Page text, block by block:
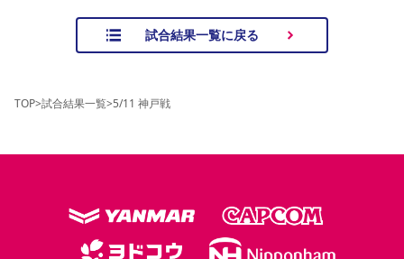
試合結果一覧に戻る
TOP>試合結果一覧>5/11 神戸戦